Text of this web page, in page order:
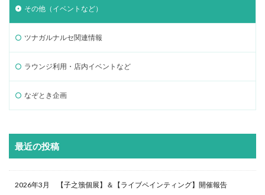
その他（イベントなど）
ツナガルナルセ関連情報
ラウンジ利用・店内イベントなど
なぞとき企画
最近の投稿
2026年3月 【子之籏個展】＆【ライブペインティング】開催報告